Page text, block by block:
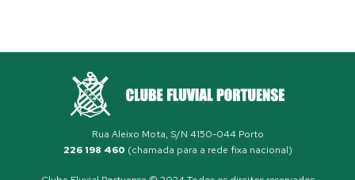
Rua Aleixo Mota, S/N 4150-044 Porto
226 198 460 (chamada para a rede fixa nacional)